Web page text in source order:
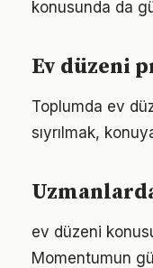
konusunda da
Ev düzeni
Toplumda ev
sıyrılmak,
ev düzeni
Momentumun